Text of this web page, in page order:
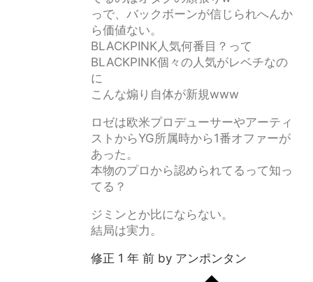
っで、バックボーンが信じられへんか
ら価値ない。
BLACKPINK人気何番目？って
BLACKPINK個々の人気がレベチなの
に
こんな煽り自体が新規www
ロゼは欧米プロデューサーやアーティ
ストからYG所属時から1番オファーが
あった。
本物のプロから認められてるって知っ
てる？
ジミンとか比にならない。
結局は実力。
修正 1 年 前 by アンポンタン